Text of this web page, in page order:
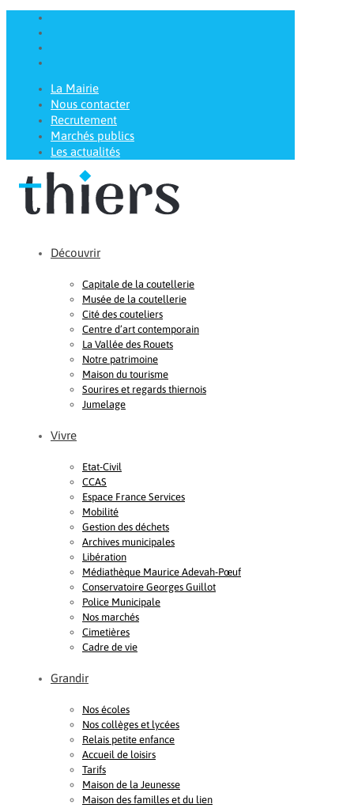
La Mairie
Nous contacter
Recrutement
Marchés publics
Les actualités
Découvrir
Capitale de la coutellerie
Musée de la coutellerie
Cité des couteliers
Centre d’art contemporain
La Vallée des Rouets
Notre patrimoine
Maison du tourisme
Sourires et regards thiernois
Jumelage
Vivre
Etat-Civil
CCAS
Espace France Services
Mobilité
Gestion des déchets
Archives municipales
Libération
Médiathèque Maurice Adevah-Pœuf
Conservatoire Georges Guillot
Police Municipale
Nos marchés
Cimetières
Cadre de vie
Grandir
Nos écoles
Nos collèges et lycées
Relais petite enfance
Accueil de loisirs
Tarifs
Maison de la Jeunesse
Maison des familles et du lien